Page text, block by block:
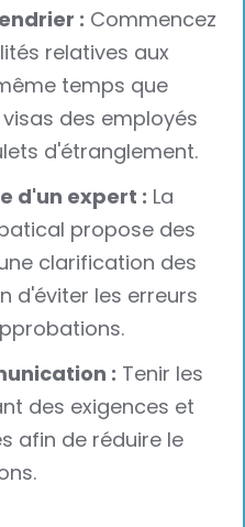
: Commencez
relatives aux
temps que
des employés
d'étranglement.
d'un expert : La
propose des
clarification des
d'éviter les erreurs
: Tenir les
des exigences et
afin de réduire le